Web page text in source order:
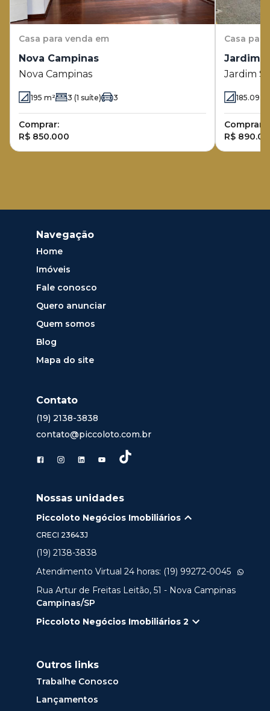
Casa para venda em
Nova Campinas
Nova Campinas
195 m² 3 (1 suíte) 3
Comprar:
R$ 850.000
Casa
Jardim
Jardim
185.09
Comprar:
R$
Navegação
Home
Imóveis
Fale conosco
Quero anunciar
Quem somos
Blog
Mapa do site
Contato
(19) 2138-3838
contato@piccoloto.com.br
Nossas unidades
Piccoloto Negócios Imobiliários
CRECI 23643J
(19) 2138-3838
Atendimento Virtual 24 horas: (19) 99272-0045
Rua Artur de Freitas Leitão, 51 - Nova Campinas
Campinas/SP
Piccoloto Negócios Imobiliários 2
Outros links
Trabalhe Conosco
Lançamentos